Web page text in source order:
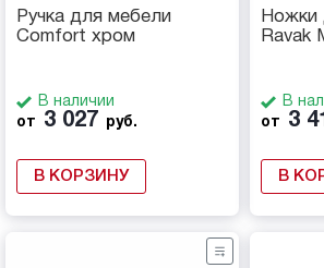
Ручка для мебели
Comfort хром
В наличии
от
3 027 руб.
В КОРЗИНУ
Ножки
Ravak
В
от
3
В